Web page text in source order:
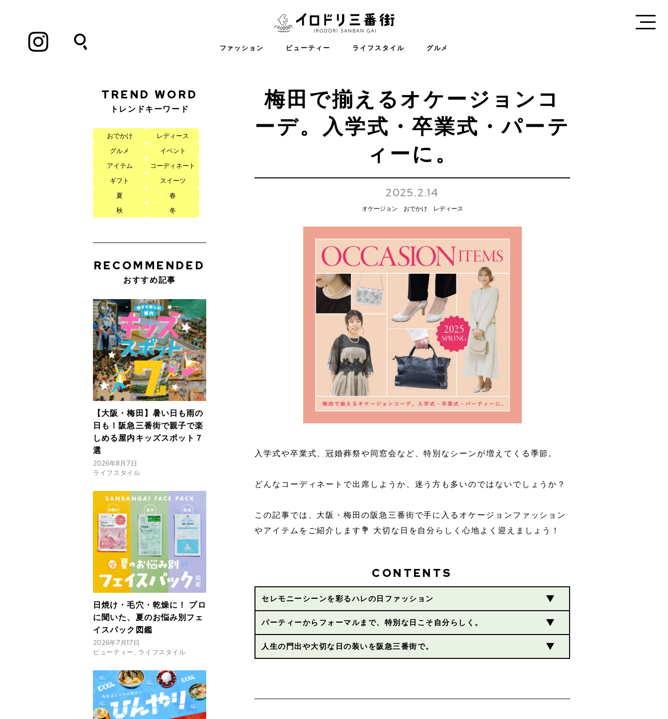
ファッション ビューティー ライフスタイル グルメ
Instagram
梅田で揃えるオケージョンコ
ーデ。入学式・卒業式・パーテ
ィーに。
2025.2.14
オケージョン おでかけ レディース
入学式や卒業式、冠婚葬祭や同窓会など、特別なシーンが増えてくる季節。
どんなコーディネートで出席しようか、迷う方も多いのではないでしょうか？
この記事では、大阪・梅田の阪急三番街で手に入るオケージョンファッション
やアイテムをご紹介します💐 大切な日を自分らしく心地よく迎えましょう！
CONTENTS
セレモニーシーンを彩るハレの日ファッション
パーティーからフォーマルまで、特別な日こそ自分らしく。
人生の門出や大切な日の装いを阪急三番街で。
TREND WORD
トレンドキーワード
おでかけ
レディース
グルメ
イベント
アイテム
コーディネート
ギフト
スイーツ
夏
春
秋
冬
RECOMMENDED
おすすめ記事
【大阪・梅田】暑い日も雨の
日も！阪急三番街で親子で楽
しめる屋内キッズスポット７
選
2026年8月7日
ライフスタイル
日焼け・毛穴・乾燥に！ プロ
に聞いた、夏のお悩み別フェ
イスパック図鑑
2026年7月17日
ビューティー, ライフスタイル